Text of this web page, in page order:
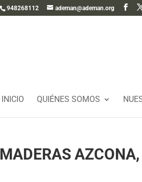
948268112 ademan@ademan.org
INICIO QUIÉNES SOMOS
MADERAS